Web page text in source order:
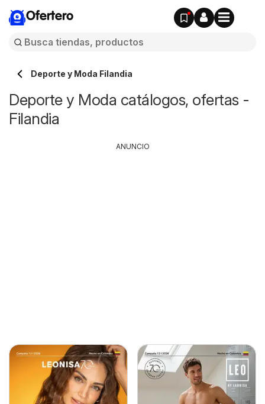
Ofertero
Deporte y Moda Filandia
Deporte y Moda catálogos, ofertas -
Filandia
ANUNCIO